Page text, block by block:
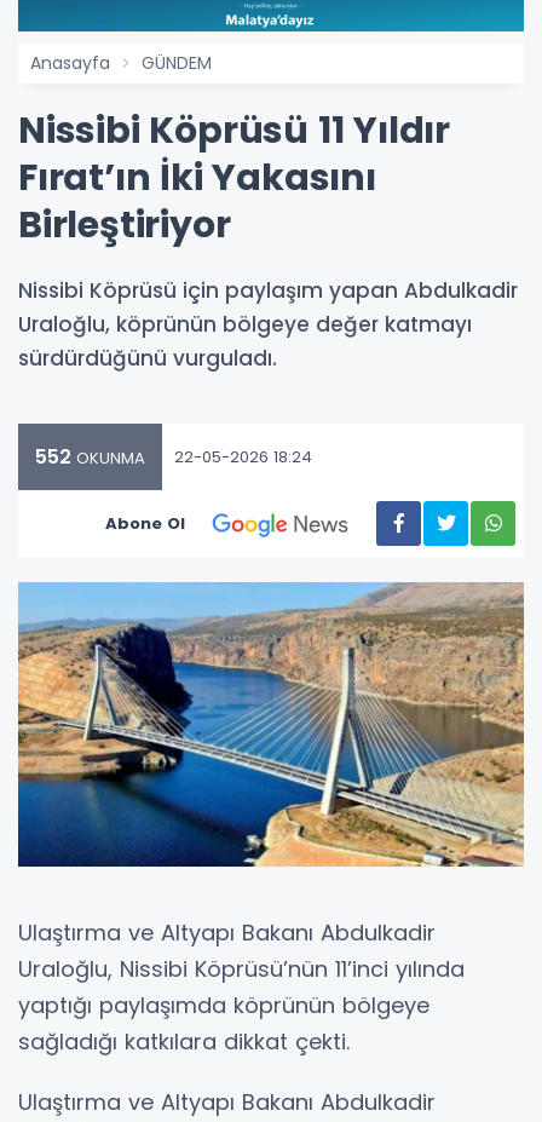
Anasayfa GÜNDEM
Nissibi Köprüsü 11 Yıldır
Fırat’ın İki Yakasını
Birleştiriyor
Nissibi Köprüsü için paylaşım yapan Abdulkadir
Uraloğlu, köprünün bölgeye değer katmayı
sürdürdüğünü vurguladı.
552 OKUNMA 22-05-2026 18:24
Abone Ol
Ulaştırma ve Altyapı Bakanı Abdulkadir
Uraloğlu, Nissibi Köprüsü’nün 11’inci yılında
yaptığı paylaşımda köprünün bölgeye
sağladığı katkılara dikkat çekti.
Ulaştırma ve Altyapı Bakanı Abdulkadir